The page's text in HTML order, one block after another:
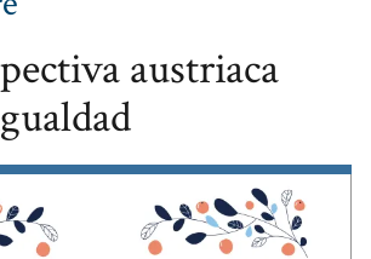
austriaca